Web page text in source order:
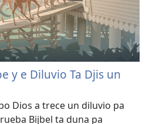
y e Diluvio Ta Djis un
Dios a trece un diluvio pa
Bijbel ta duna pa